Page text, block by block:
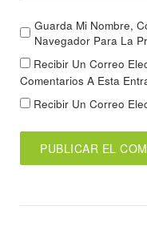
Guarda Mi Nombre,
Navegador Para La
Recibir Un Correo
Comentarios A Esta
Recibir Un Correo